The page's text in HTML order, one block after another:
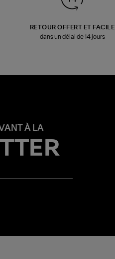
RETOUR OFFERT ET FACILE
dans un délai de 14 jours
À LA